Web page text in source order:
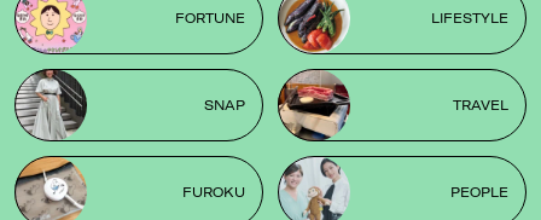
FORTUNE LIFESTYLE
SNAP TRAVEL
FUROKU PEOPLE